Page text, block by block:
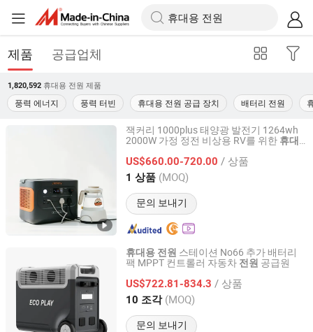
제품 공급업체
1,820,592 휴대용 전원 제품
풍력 에너지 풍력 터빈 휴대용 전원 공급 장치 배터리 전원
잭커리 1000plus 태양광 발전기 1264wh
2000W 가정 정전 비상용 RV를 위한 휴대
US$660.00-720.00 / 상품
1 상품 (MOQ)
문의 보내기
Yunnan Youjiang Technology Co., Ltd.
Yunnan, China 이후 2026
휴대용 전원 스테이션 No66 추가 배터리
팩 MPPT 컨트롤러 자동차 전원 공급원
US$722.81-834.3 / 상품
10 조각 (MOQ)
문의 보내기
Shenzhen Syd Network Technology Co., Ltd.
Guangdong, China 이후 2025